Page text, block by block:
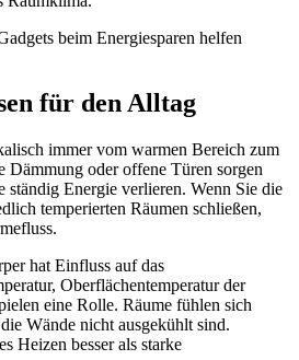
beim Energiesparen helfen
für den Alltag
immer vom warmen Bereich zum
Dämmung oder offene Türen sorgen
ständig Energie verlieren. Wenn Sie die
temperierten Räumen schließen,
hat Einfluss auf das
Oberflächentemperatur der
eine Rolle. Räume fühlen sich
Wände nicht ausgekühlt sind.
Heizen besser als starke